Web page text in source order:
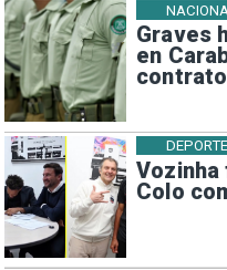
Graves
en
Colo